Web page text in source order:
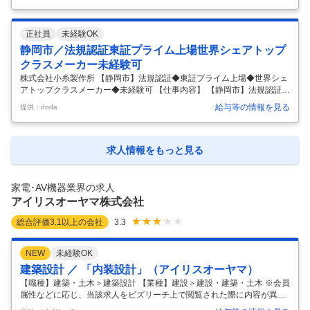
／自動車ランプの世界トップシェア／グローバル展開／安定した取引先
～ ■職務内容： 自動車用ヘッドランプ、リアランプなどの製品開発にお
けるデザイン業務をお任せします。先行デザイングループまたは製品デ
ザイングループの一員として各種業務をお任せします。顧客のニーズや
トレンドを捉え、魅力のあるデザイン提案を行って頂きます。 ※情報収
集の…
正社員 未経験OK
静岡市／法規認証東証プライム上場世界シェアトップ
クラスメーカー未経験可
株式会社小糸製作所 【静岡市】法規認証◆東証プライム上場◆世界シェ
アトップクラスメーカー◆未経験可 【仕事内容】 【静岡市】法規認証◆
東証プライム上場◆世界シェアトップクラスメーカー◆未経験可 【具体
的な仕事内容】 ～創業110年／世界トップクラスシェアの自動車ランプ
メーカー／フレックスタイム制度／年休121日～ ■業務内容： 当社の法
規認証業務をご担当いただきます。 法規認証という立場で国内および海
外グループ会社も含め全社を支えるポジションです。 ■業務詳細： 1）
提供：doda 給与等の情報を見る
求人情報をもっと見る
家電･AV機器業界の求人
アイリスオーヤマ株式会社
総合評価3.1 以上の会社 3.3
NEW 未経験OK
建築設計 ／ 「内装設計」（アイリスオーヤマ）
【職種】建築・土木＞建築設計 【業種】建設＞建設・建築・土木 ※会員
属性などに応じ、当該求人をビズリーチ上で閲覧された際に内容が異な
る場合があります ■概要 オフィス・学校・福祉施設・公共施設向け家具